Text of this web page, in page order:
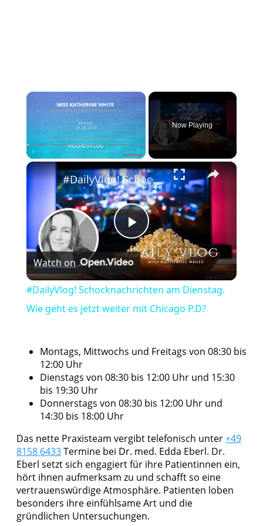
×
Play Unmute
Now Playing
×
Play
Video
#DailyVlog! Schocknachrichten am Dienstag. Wie geht es jetzt weiter mit Chicago P.D?
Watch on
#DailyVlog! Schocknachrichten am Dienstag.
Wie geht es jetzt weiter mit Chicago P.D?
Montags, Mittwochs und Freitags von 08:30 bis
12:00 Uhr
Dienstags von 08:30 bis 12:00 Uhr und 15:30
bis 19:30 Uhr
Donnerstags von 08:30 bis 12:00 Uhr und
14:30 bis 18:00 Uhr
Das nette Praxisteam vergibt telefonisch unter+49
8158 6433Termine bei Dr. med. Edda Eberl. Dr.
Eberl setzt sich engagiert für ihre Patientinnen ein,
hört ihnen aufmerksam zu und schafft so eine
vertrauenswürdige Atmosphäre. Patienten loben
besonders ihre einfühlsame Art und die
gründlichen Untersuchungen.